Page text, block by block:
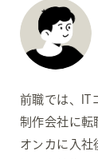
前職では、IT
制作会社に転
オンカに入社